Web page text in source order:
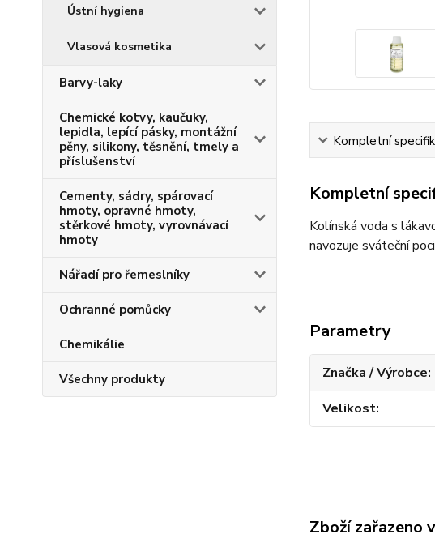
Ústní hygiena
Vlasová kosmetika
Barvy-laky
Chemické kotvy, kaučuky,
lepidla, lepící pásky, montážní
pěny, silikony, těsnění, tmely a
příslušenství
Cementy, sádry, spárovací
hmoty, opravné hmoty,
stěrkové hmoty, vyrovnávací
hmoty
Nářadí pro řemeslníky
Ochranné pomůcky
Chemikálie
Všechny produkty
Kompletní
Kompletní
Kolínská voda s
navozuje sváteční
Parametry
Značka / Výrobce
Velikost
Zboží zařazeno